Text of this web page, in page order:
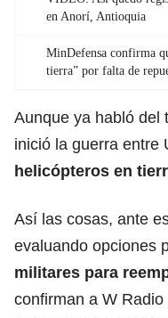
en Anorí, Antioquia
MinDefensa confirma
tierra” por falta de
Aunque ya habló del
inició la guerra entre
helicópteros en
Así las cosas, ante
evaluando opciones
militares para
confirman a W